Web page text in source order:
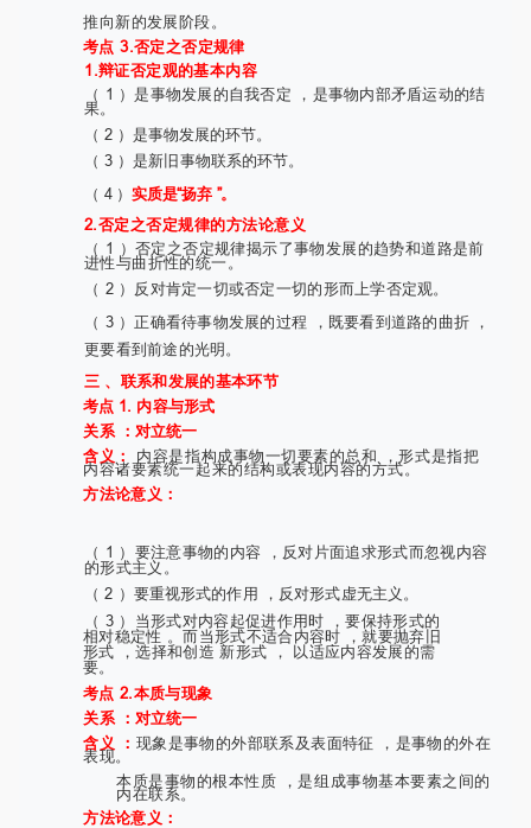
推向新的发展阶段。
考点 3.否定之否定规律
1.辩证否定观的基本内容
（ 1 ）是事物发展的自我否定 ，是事物内部矛盾运动的结
果。
（ 2 ）是事物发展的环节。
（ 3 ）是新旧事物联系的环节。
（ 4 ） 实质是“扬弃 ”。
2.否定之否定规律的方法论意义
（ 1 ）否定之否定规律揭示了事物发展的趋势和道路是前
进性与曲折性的统一。
（ 2 ）反对肯定一切或否定一切的形而上学否定观。
（ 3 ）正确看待事物发展的过程 ，既要看到道路的曲折 ，
更要看到前途的光明。
三 、联系和发展的基本环节
考点 1. 内容与形式
关系 ：对立统一
含义： 内容是指构成事物一切要素的总和 ，形式是指把
内容诸要素统一起来的结构或表现内容的方式。
方法论意义：
（ 1 ）要注意事物的内容 ，反对片面追求形式而忽视内容
的形式主义。
（ 2 ）要重视形式的作用 ，反对形式虚无主义。
（ 3 ）当形式对内容起促进作用时 ，要保持形式的
相对稳定性 。而当形式不适合内容时 ，就要抛弃旧
形式 ，选择和创造 新形式 ， 以适应内容发展的需
要。
考点 2.本质与现象
关系 ：对立统一
含义 ： 现象是事物的外部联系及表面特征 ，是事物的外在
表现。
本质是事物的根本性质 ，是组成事物基本要素之间的
内在联系。
方法论意义：